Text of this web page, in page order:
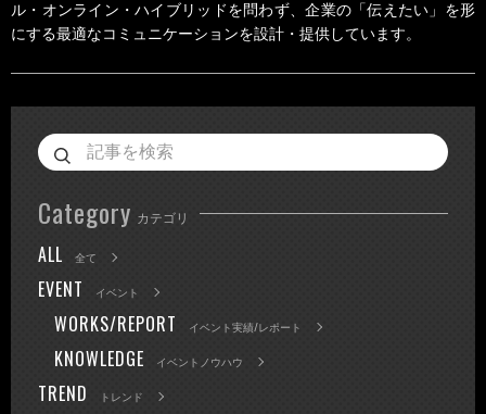
ル・オンライン・ハイブリッドを問わず、企業の「伝えたい」を形
にする最適なコミュニケーションを設計・提供しています。
Category カテゴリ
ALL 全て
EVENT イベント
WORKS/REPORT イベント実績/レポート
KNOWLEDGE イベントノウハウ
TREND トレンド